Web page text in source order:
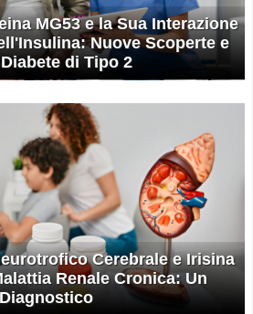
MG53 e la Sua Interazione
Nuove Scoperte e
di Tipo 2
Cerebrale e Irisina
Renale Cronica: Un